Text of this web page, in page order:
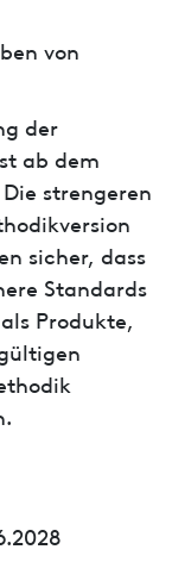
von
der
ab dem
strengeren
sicher, dass
Standards
Produkte,